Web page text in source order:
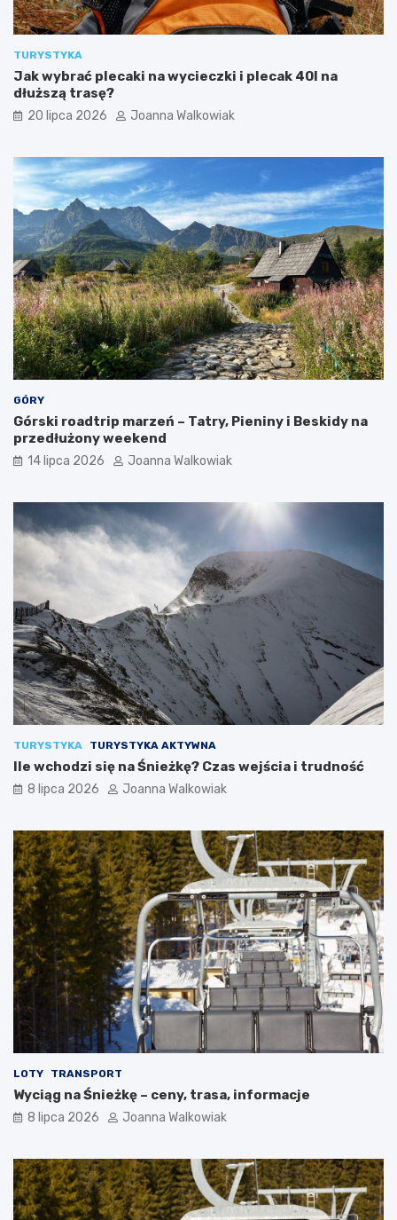
TURYSTYKA
Jak wybrać plecaki na wycieczki i plecak 40l na
dłuższą trasę?
20 lipca 2026 Joanna Walkowiak
GÓRY
Górski roadtrip marzeń – Tatry, Pieniny i Beskidy na
przedłużony weekend
14 lipca 2026 Joanna Walkowiak
TURYSTYKA TURYSTYKA AKTYWNA
Ile wchodzi się na Śnieżkę? Czas wejścia i trudność
8 lipca 2026 Joanna Walkowiak
LOTY TRANSPORT
Wyciąg na Śnieżkę – ceny, trasa, informacje
8 lipca 2026 Joanna Walkowiak